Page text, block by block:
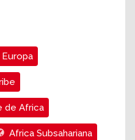
Europa
de Africa
Africa Subsahariana